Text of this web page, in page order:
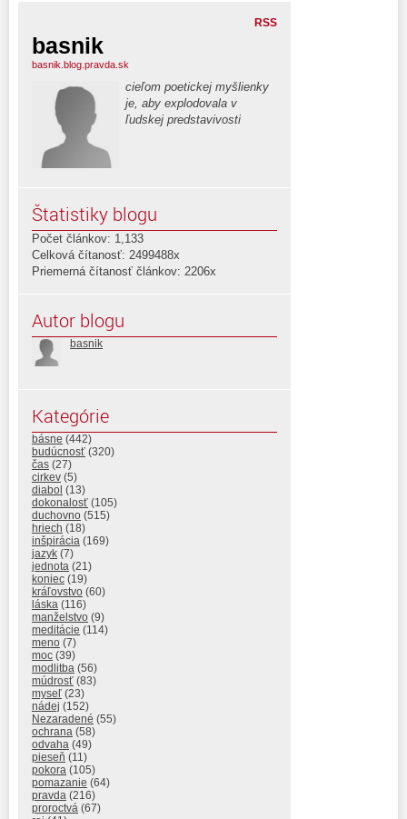
RSS
basnik
basnik.blog.pravda.sk
cieľom poetickej myšlienky
je, aby explodovala v
ľudskej predstavivosti
Štatistiky blogu
Počet článkov: 1,133
Celková čítanosť: 2499488x
Priemerná čítanosť článkov: 2206x
Autor blogu
basnik
Kategórie
básne (442)
budúcnosť (320)
čas (27)
cirkev (5)
diabol (13)
dokonalosť (105)
duchovno (515)
hriech (18)
inšpirácia (169)
jazyk (7)
jednota (21)
koniec (19)
kráľovstvo (60)
láska (116)
manželstvo (9)
meditácie (114)
meno (7)
moc (39)
modlitba (56)
múdrosť (83)
myseľ (23)
nádej (152)
Nezaradené (55)
ochrana (58)
odvaha (49)
pieseň (11)
pokora (105)
pomazanie (64)
pravda (216)
proroctvá (67)